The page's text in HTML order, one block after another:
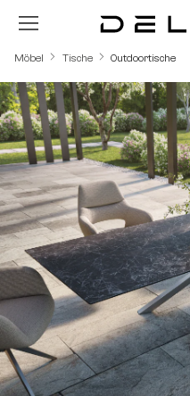
Zum Hauptinhalt springen
Möbel Tische Outdoortische
Bildergalerie überspringen